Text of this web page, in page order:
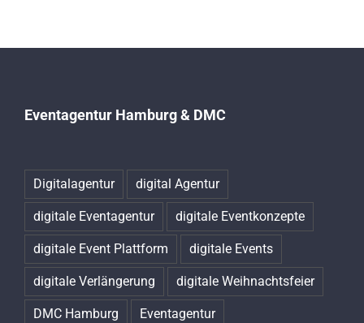
Eventagentur Hamburg & DMC
Digitalagentur digital Agentur
digitale Eventagentur digitale Eventkonzepte
digitale Event Plattform digitale Events
digitale Verlängerung digitale Weihnachtsfeier
DMC Hamburg Eventagentur